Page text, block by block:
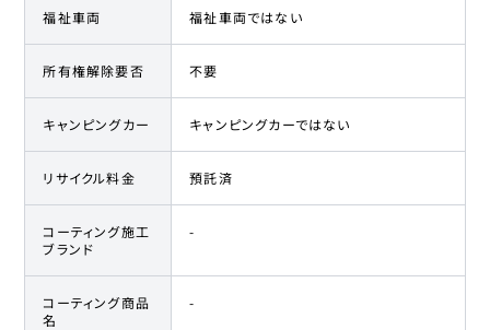
福祉車両 福祉車両ではない
所有権解除要否 不要
キャンピングカー キャンピングカーではない
リサイクル料金 預託済
コーティング施工
ブランド
-
コーティング商品
名
-